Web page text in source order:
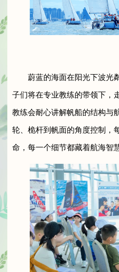
蔚蓝的海面在阳光下波光
子们将在专业教练的带领下，
教练会耐心讲解帆船的结构
轮、桅杆到帆面的角度控制，
命，每一个细节都藏着航海智